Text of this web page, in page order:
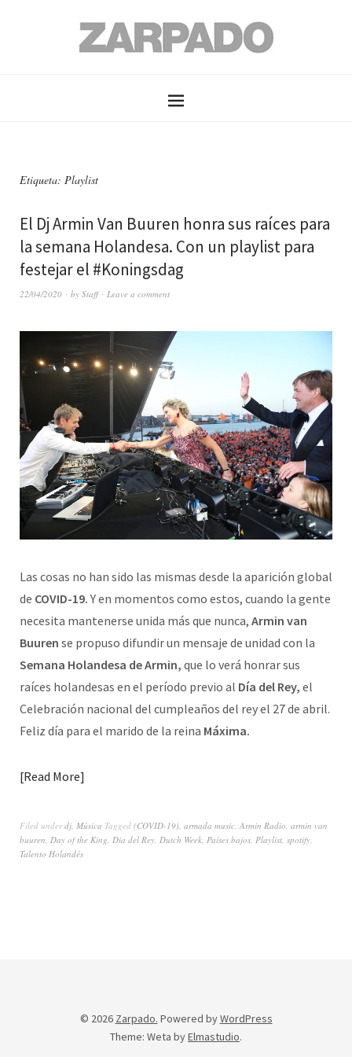
Etiqueta: Playlist
El Dj Armin Van Buuren honra sus raíces para
la semana Holandesa. Con un playlist para
festejar el #Koningsdag
22/04/2020 by Staff Leave a comment
Las cosas no han sido las mismas desde la aparición global
de COVID-19.Y en momentos como estos, cuando la gente
necesita mantenerse unida más que nunca, Armin van
Buuren se propuso difundir un mensaje de unidad con la
Semana Holandesa de Armin, que lo verá honrar sus
raíces holandesas en el período previo al Día del Rey, el
Celebración nacional del cumpleaños del rey el 27 de abril.
Feliz día para el marido de la reina Máxima.
Read More
Filed underdj, Música Tagged (COVID-19), armada music, Armin Radio, armin van
buuren, Day of the King, Dia del Rey, Dutch Week, Países bajos, Playlist, spotify,
Talento Holandés
© 2026 Zarpado. Powered byWordPress
Theme: Weta byElmastudio.